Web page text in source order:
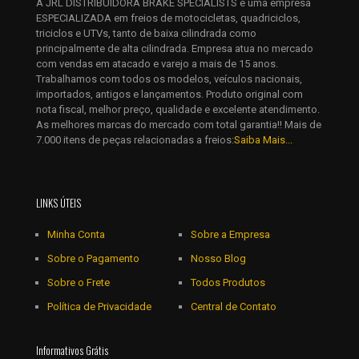
mail*
Salvar meus dados neste navegador para a próxima vez que
eu comentar.
A JRL DISTRIBUIDORA BRAKE SPECIALISTS é uma empresa
ESPECIALIZADA em freios de motocicletas, quadriciclos,
triciclos e UTVs, tanto de baixa cilindrada como
principalmente de alta cilindrada. Empresa atua no mercado
com vendas em atacado e varejo a mais de 15 anos.
Trabalhamos com todos os modelos, veículos nacionais,
importados, antigos e lançamentos. Produto original com
nota fiscal, melhor preço, qualidade e excelente atendimento.
As melhores marcas do mercado com total garantia!! Mais de
7.000 itens de peças relacionadas a freios:Saiba Mais...
LINKS ÚTEIS
Minha Conta
Sobre o Pagamento
Sobre o Frete
Política de Privacidade
Sobre a Empresa
Nosso Blog
Todos Produtos
Central de Contato
Informativos Grátis